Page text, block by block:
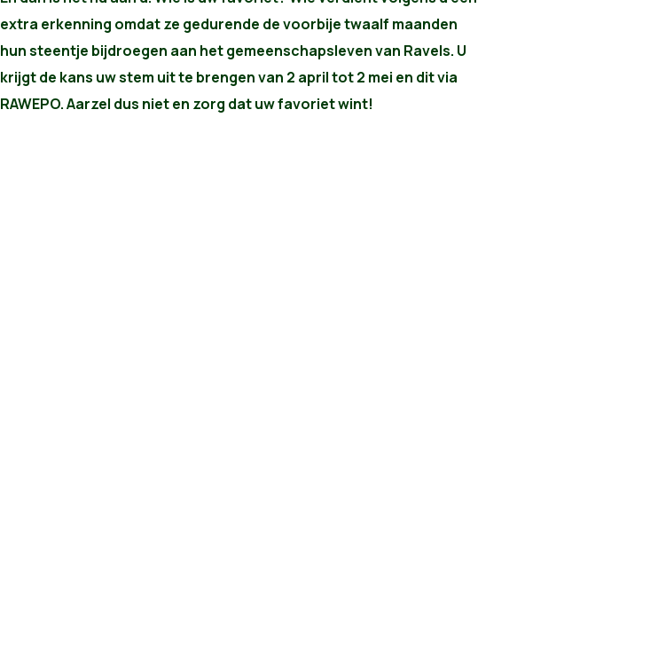
extra erkenning omdat ze gedurende de voorbije twaalf maanden
hun steentje bijdroegen aan het gemeenschapsleven van Ravels. U
krijgt de kans uw stem uit te brengen van 2 april tot 2 mei en dit via
RAWEPO. Aarzel dus niet en zorg dat uw favoriet wint!